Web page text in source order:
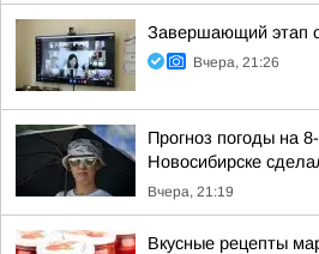
Завершающий этап
Вчера, 21:26
Прогноз погоды на
Новосибирске
Вчера, 21:19
Вкусные рецепты